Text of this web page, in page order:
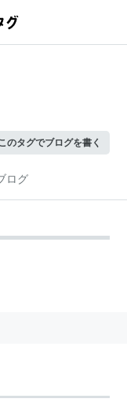
のタグでブログを書く
ログ